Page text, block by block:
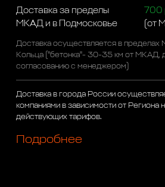
Доставка за пределы
МКАД и в Подмосковье
700
(от
Доставка осуществляется в пределах
Кольца ("бетонка"- 30-35 км от МКАД,
согласованию с менеджером)
Доставка в города России
компаниями в зависимости от Региона
действующих тарифов.
Подробнее